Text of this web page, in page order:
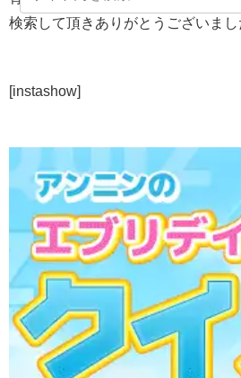
検索して頂きありがとうございまし
[instashow]